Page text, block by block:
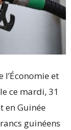
et
ce mardi, 31
en Guinée
guinéens